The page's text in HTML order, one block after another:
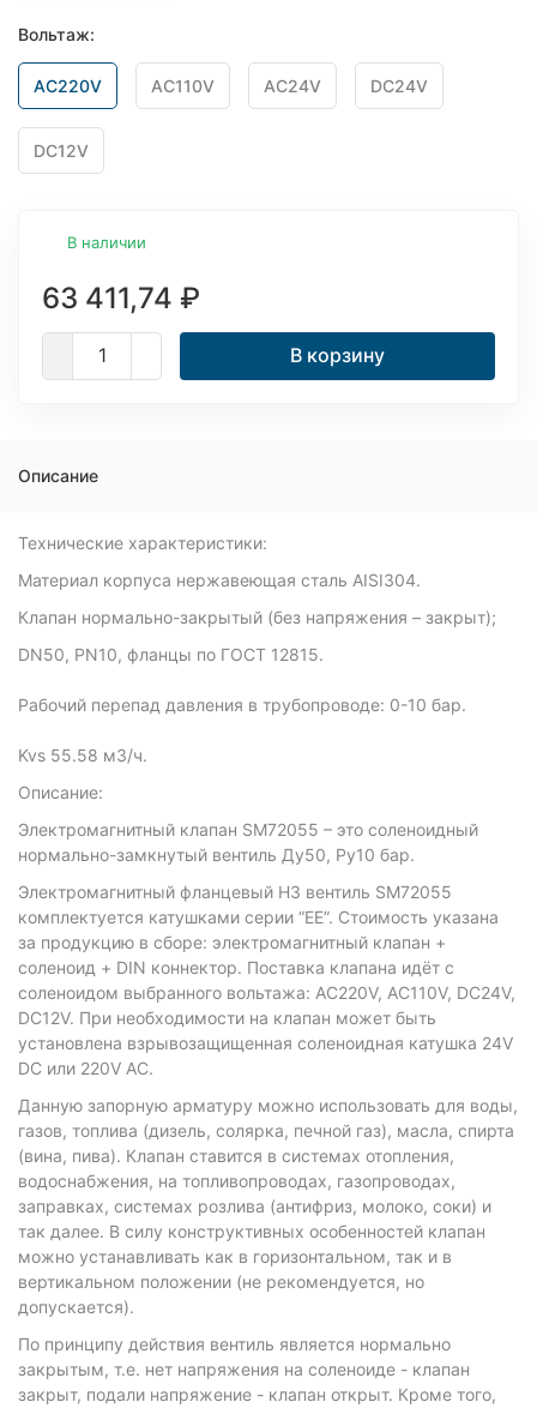
Вольтаж:
AC220V AC110V AC24V DC24V
DC12V
В наличии
63 411,74 ₽
В корзину
Описание
Технические характеристики:
Материал корпуса нержавеющая сталь AISI304.
Клапан нормально-закрытый (без напряжения – закрыт);
DN50, PN10, фланцы по ГОСТ 12815.
Рабочий перепад давления в трубопроводе: 0-10 бар.
Kvs 55.58 м3/ч.
Описание:
Электромагнитный клапан SM72055 – это соленоидный
нормально-замкнутый вентиль Ду50, Ру10 бар.
Электромагнитный фланцевый НЗ вентиль SM72055
комплектуется катушками серии “EE”. Стоимость указана
за продукцию в сборе: электромагнитный клапан +
соленоид + DIN коннектор. Поставка клапана идёт с
соленоидом выбранного вольтажа: AC220V, AC110V, DC24V,
DC12V. При необходимости на клапан может быть
установлена взрывозащищенная соленоидная катушка 24V
DC или 220V AC.
Данную запорную арматуру можно использовать для воды,
газов, топлива (дизель, солярка, печной газ), масла, спирта
(вина, пива). Клапан ставится в системах отопления,
водоснабжения, на топливопроводах, газопроводах,
заправках, системах розлива (антифриз, молоко, соки) и
так далее. В силу конструктивных особенностей клапан
можно устанавливать как в горизонтальном, так и в
вертикальном положении (не рекомендуется, но
допускается).
По принципу действия вентиль является нормально
закрытым, т.е. нет напряжения на соленоиде - клапан
закрыт, подали напряжение - клапан открыт. Кроме того,